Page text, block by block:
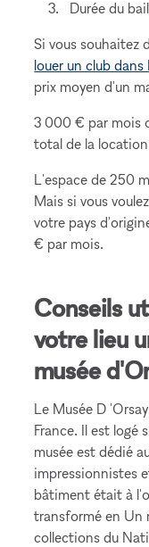
Durée du bail
Si vous souhaitez
louer un club dans
prix moyen d'un
3 000 € par mois
total de la
L'espace de 250
Mais si vous
votre pays
€ par mois.
Conseils
votre lieu
musée
Le Musée D
France. Il est logé
musée est dédié
impressionnistes
bâtiment était à
transformé en Un
collections du